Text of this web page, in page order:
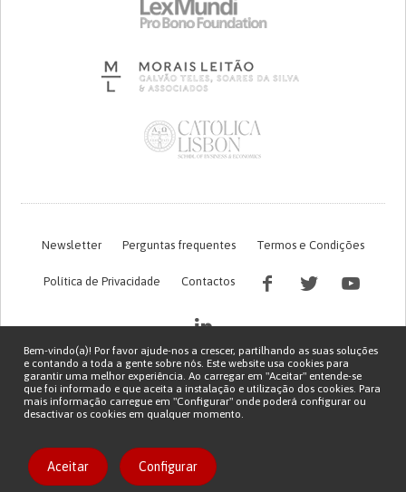
Newsletter Perguntas frequentes Termos e Condições
Política de Privacidade Contactos
Copyright © 2026 Patient Innovation.
Bem-vindo(a)! Por favor ajude-nos a crescer, partilhando as suas soluções
e contando a toda a gente sobre nós. Este website usa cookies para
garantir uma melhor experiência. Ao carregar em "Aceitar" entende-se
que foi informado e que aceita a instalação e utilização dos cookies. Para
mais informação carregue em "Configurar" onde poderá configurar ou
desactivar os cookies em qualquer momento.
Aceitar Configurar